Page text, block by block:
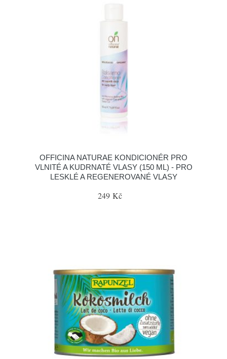
OFFICINA NATURAE KONDICIONÉR PRO
VLNITÉ A KUDRNATÉ VLASY (150 ML) - PRO
LESKLÉ A REGENEROVANÉ VLASY
249 Kč